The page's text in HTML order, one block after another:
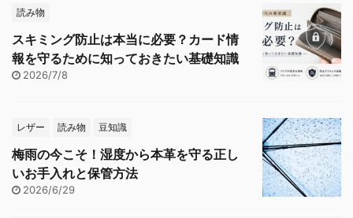
読み物
スキミング防止は本当に必要？カード情
報を守るために知っておきたい基礎知識
2026/7/8
レザー 読み物 豆知識
梅雨の今こそ！湿度から本革を守る正し
いお手入れと保管方法
2026/6/29